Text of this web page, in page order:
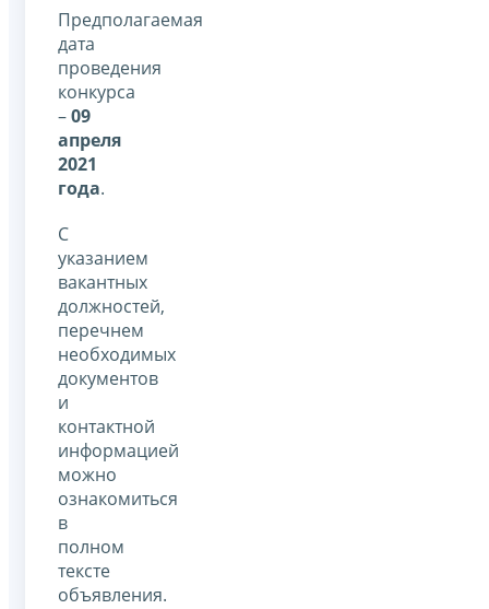
Предполагаемая
дата
проведения
конкурса
–09
апреля
2021
года.
С
указанием
вакантных
должностей,
перечнем
необходимых
документов
и
контактной
информацией
можно
ознакомиться
в
полном
тексте
объявления.